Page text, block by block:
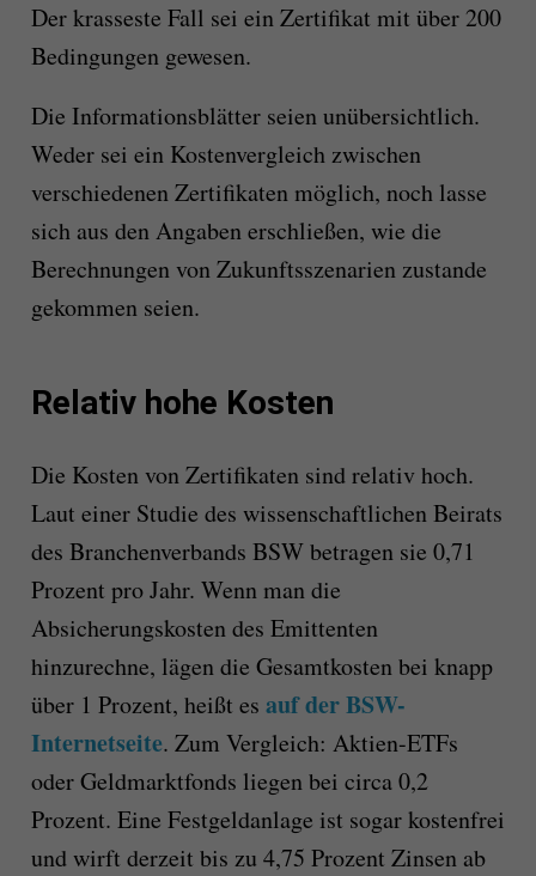
Der krasseste Fall sei ein Zertifikat mit über 200
Bedingungen gewesen.
Die Informationsblätter seien unübersichtlich.
Weder sei ein Kostenvergleich zwischen
verschiedenen Zertifikaten möglich, noch lasse
sich aus den Angaben erschließen, wie die
Berechnungen von Zukunftsszenarien zustande
gekommen seien.
Relativ hohe Kosten
Die Kosten von Zertifikaten sind relativ hoch.
Laut einer Studie des wissenschaftlichen Beirats
des Branchenverbands BSW betragen sie 0,71
Prozent pro Jahr. Wenn man die
Absicherungskosten des Emittenten
hinzurechne, lägen die Gesamtkosten bei knapp
über 1 Prozent, heißt es auf der BSW-
Internetseite. Zum Vergleich: Aktien-ETFs
oder Geldmarktfonds liegen bei circa 0,2
Prozent. Eine Festgeldanlage ist sogar kostenfrei
und wirft derzeit bis zu 4,75 Prozent Zinsen ab